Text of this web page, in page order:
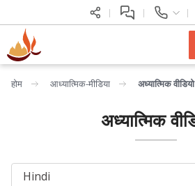
होम आध्यात्मिक-मीडिया अध्यात्मिक वीडियो
अध्यात्मिक